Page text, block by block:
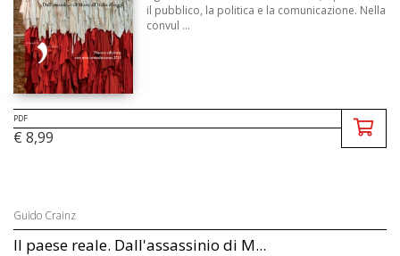
il pubblico, la politica e la comunicazione. Nella
convul ...
PDF
€ 8,99
Guido Crainz
Il paese reale. Dall'assassinio di M...